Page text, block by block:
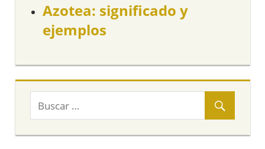
Azotea: significado y
ejemplos